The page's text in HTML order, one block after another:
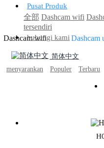
Pusat Produk
全部 Dashcam wifi
tersendiri
hubungi kami
简体中文
Dashcam wifi Dashcam
menyarankan Populer Terbaru